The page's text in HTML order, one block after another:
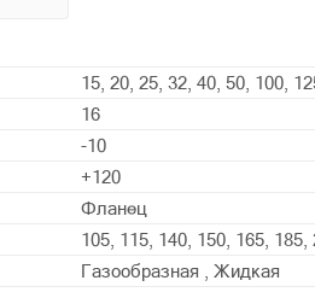
15, 20, 25, 32, 40, 50, 100,
16
-10
+120
Фланец
105, 115, 140, 150, 165,
Газообразная , Жидкая